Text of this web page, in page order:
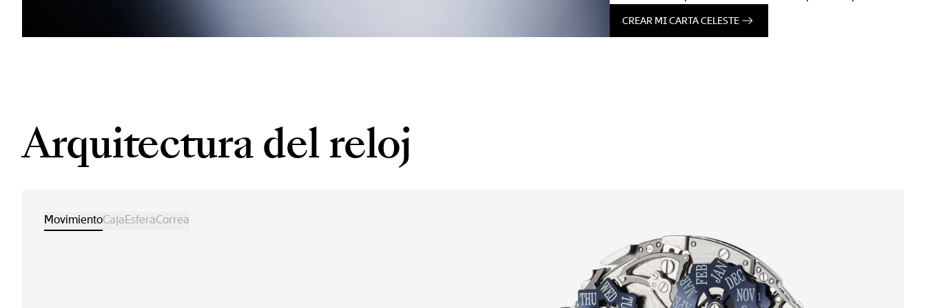
CREAR MI CARTA CELESTE
Arquitectura del reloj
MovimientoCajaEsferaCorrea